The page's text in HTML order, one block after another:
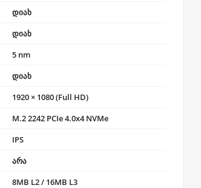
დიახ
დიახ
5 nm
დიახ
1920 × 1080 (Full HD)
M.2 2242 PCIe 4.0x4 NVMe
IPS
არა
8MB L2 / 16MB L3